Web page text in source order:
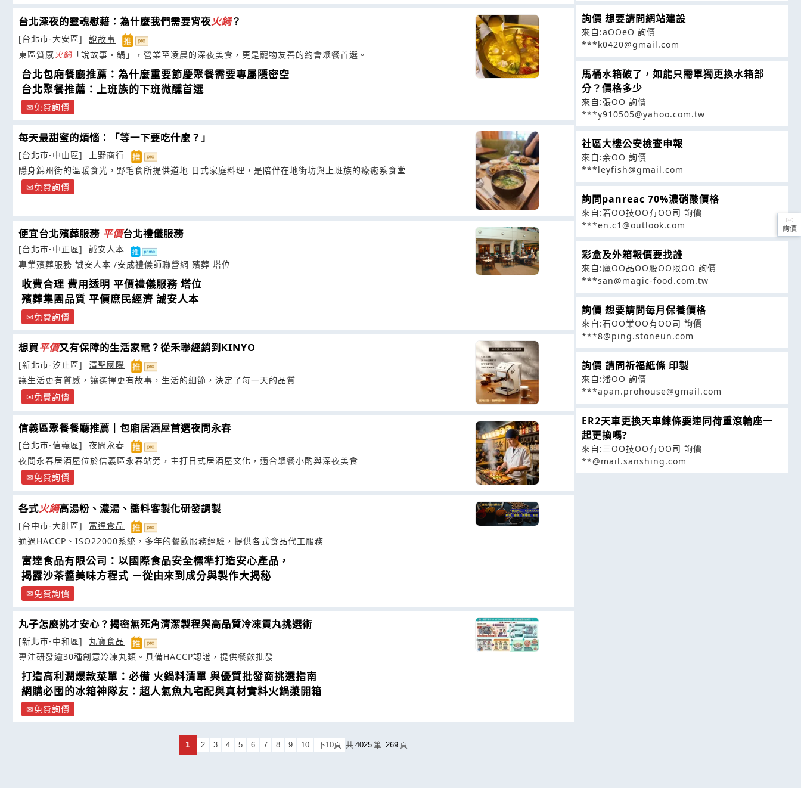
台北深夜的靈魂慰藉：為什麼我們需要宵夜火鍋？
[台北市-大安區]
說故事
東區質感 火鍋 「說故事・鍋」，營業至凌晨的深夜美食，更是寵物友善的約會聚餐首選。
台北包廂餐廳推薦：為什麼重要節慶聚餐需要專屬隱密空
台北聚餐推薦：上班族的下班微醺首選
免費詢價
每天最甜蜜的煩惱：「等一下要吃什麼？」
[台北市-中山區]
上野商行
隱身錦州街的溫暖食光，野毛食所提供道地 日式家庭料理，是陪伴在地街坊與上班族的療癒系食堂
免費詢價
便宜台北殯葬服務 平價台北禮儀服務
[台北市-中正區]
誠安人本
專業殯葬服務 誠安人本 /安成禮儀師聯營網 殯葬 塔位
收費合理 費用透明 平價禮儀服務 塔位
殯葬集團品質 平價庶民經濟 誠安人本
免費詢價
想買平價又有保障的生活家電？從禾聯經銷到KINYO
[新北市-汐止區]
清聖國際
讓生活更有質感，讓選擇更有故事，生活的細節，決定了每一天的品質
免費詢價
信義區聚餐餐廳推薦｜包廂居酒屋首選夜問永春
[台北市-信義區]
夜問永春
夜問永春居酒屋位於信義區永春站旁，主打日式居酒屋文化，適合聚餐小酌與深夜美食
免費詢價
各式火鍋高湯粉、濃湯、醬料客製化研發調製
[台中市-大肚區]
富達食品
通過HACCP、ISO22000系統，多年的餐飲服務經驗，提供各式食品代工服務
富達食品有限公司：以國際食品安全標準打造安心產品，
揭露沙茶醬美味方程式 －從由來到成分與製作大揭秘
免費詢價
丸子怎麼挑才安心？揭密無死角清潔製程與高品質冷凍貢丸挑選術
[新北市-中和區]
丸寶食品
專注研發逾30種創意冷凍丸類。具備HACCP認證，提供餐飲批發
打造高利潤爆款菜單：必備 火鍋料清單 與優質批發商挑選指南
網購必囤的冰箱神隊友：超人氣魚丸宅配與真材實料火鍋漿開箱
免費詢價
1 2 3 4 5 6 7 8 9 10 下10頁 共 4025 筆 269 頁
詢價 想要請問網站建設
來自:aOOeO 詢價
***k0420@gmail.com
馬桶水箱破了，如能只需單獨更換水箱部
分？價格多少
來自:張OO 詢價
***y910505@yahoo.com.tw
社區大樓公安檢查申報
來自:余OO 詢價
***leyfish@gmail.com
詢問panreac 70%濃硝酸價格
來自:若OO技OO有OO司 詢價
***en.c1@outlook.com
彩盒及外箱報價要找誰
來自:魔OO品OO股OO限OO 詢價
***san@magic-food.com.tw
詢價 想要請問每月保養價格
來自:石OO業OO有OO司 詢價
***8@ping.stoneun.com
詢價 請問祈福紙條 印製
來自:潘OO 詢價
***apan.prohouse@gmail.com
ER2天車更換天車鍊條要連同荷重滾輪座一
起更換嗎?
來自:三OO技OO有OO司 詢價
**@mail.sanshing.com
詢價